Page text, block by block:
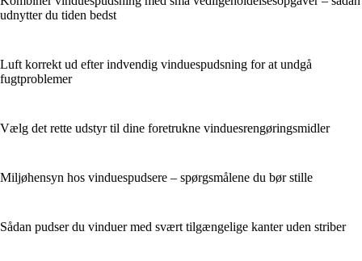
udnytter du tiden bedst
Luft korrekt ud efter indvendig vinduespudsning for at undgå
fugtproblemer
Vælg det rette udstyr til dine foretrukne vinduesrengøringsmidler
Miljøhensyn hos vinduespudsere – spørgsmålene du bør stille
Sådan pudser du vinduer med svært tilgængelige kanter uden striber